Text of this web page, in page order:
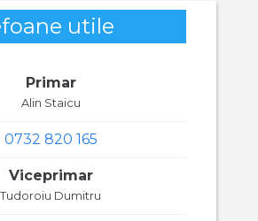
utile
Primar
Alin Staicu
0732 820 165
Viceprimar
Tudoroiu Dumitru